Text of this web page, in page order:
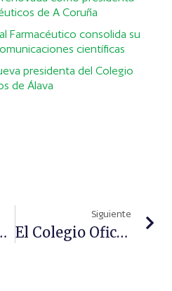
de A Coruña
Farmacéutico consolida su
científicas
presidenta del Colegio
de Álava
Web
Siguiente
El Colegio Oficial De Enfermería De Zaragoza Y Atenzia Firman Un Acuerdo De Colaboración Para Sus Colegiados